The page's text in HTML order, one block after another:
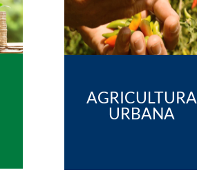
AGRICULTURA
URBANA